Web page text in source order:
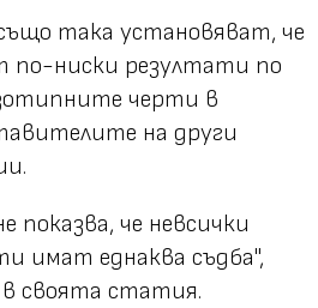
така установяват, че
по-ниски резултати по
черти в
на други
показва, че невсички
имат еднаква съдба",
своята статия.